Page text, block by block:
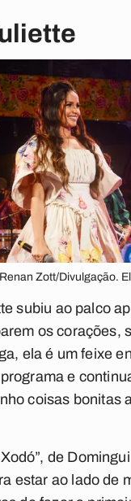
Zott/Divulgação.
subiu ao palco
os corações,
ela é um feixe
e
coisas bonitas
de
estar ao lado